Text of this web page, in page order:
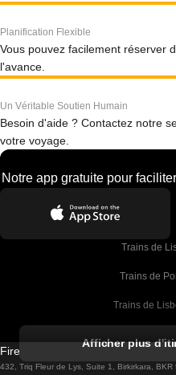
Planification Flexible
Vous pouvez facilement réserver
l'avance.
Un Véritable Soutien Humain
Besoin d'aide ? Contactez notre
votre voyage.
Notre app gratuite pour
Trains de
Trains de
Trains de
Trains de
Afficher plus
Firebird GT Limited (OC 1451)
432, Triq Fleur de Lys, Suite 1, Birkirkara, BKR